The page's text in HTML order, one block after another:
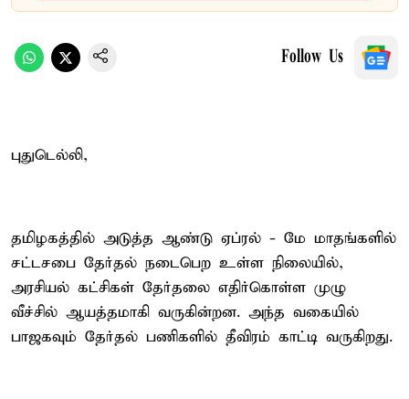
Follow Us
புதுடெல்லி,
தமிழகத்தில் அடுத்த ஆண்டு ஏப்ரல் - மே மாதங்களில்
சட்டசபை தேர்தல் நடைபெற உள்ள நிலையில்,
அரசியல் கட்சிகள் தேர்தலை எதிர்கொள்ள முழு
வீச்சில் ஆயத்தமாகி வருகின்றன. அந்த வகையில்
பாஜகவும் தேர்தல் பணிகளில் தீவிரம் காட்டி வருகிறது.